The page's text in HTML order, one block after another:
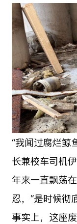
“我闻过腐烂鲸
长兼校车司机
年来一直飘荡
忍，“是时候彻
事实上，这座